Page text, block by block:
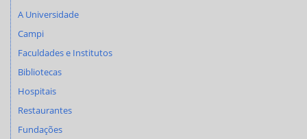
A Universidade
Campi
Faculdades e Institutos
Bibliotecas
Hospitais
Restaurantes
Fundações